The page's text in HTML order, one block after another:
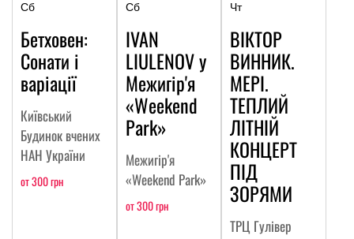
Сб
Бетховен:
Сонати і
варіації
Київський
Будинок вчених
НАН України
от 300 грн
Сб
IVAN
LIULENOV у
Межигір'я
«Weekend
Park»
Межигір'я
«Weekend Park»
от 300 грн
Чт
ВІКТОР
ВИННИК.
МЕРІ.
ТЕПЛИЙ
ЛІТНІЙ
КОНЦЕРТ
ПІД
ЗОРЯМИ
ТРЦ Гулівер